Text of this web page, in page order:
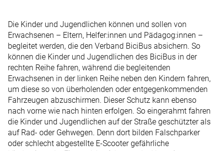
Die Kinder und Jugendlichen können und sollen von
Erwachsenen – Eltern, Helfer:innen und Pädagog:innen –
begleitet werden, die den Verband BiciBus absichern. So
können die Kinder und Jugendlichen des BiciBus in der
rechten Reihe fahren, während die begleitenden
Erwachsenen in der linken Reihe neben den Kindern fahren,
um diese so von überholenden oder entgegenkommenden
Fahrzeugen abzuschirmen. Dieser Schutz kann ebenso
nach vorne wie nach hinten erfolgen. So eingerahmt fahren
die Kinder und Jugendlichen auf der Straße geschützter als
auf Rad- oder Gehwegen. Denn dort bilden Falschparker
oder schlecht abgestellte E-Scooter gefährliche